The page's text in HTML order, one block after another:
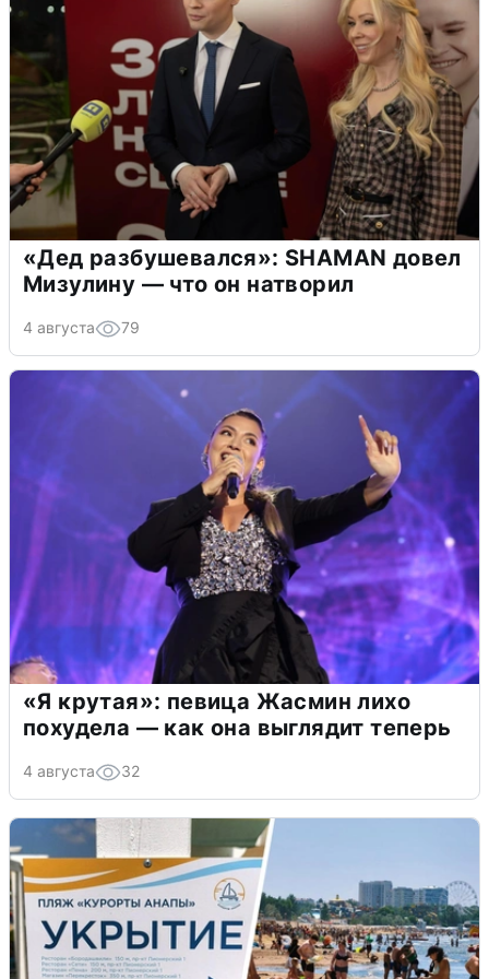
«Дед разбушевался»: SHAMAN довел
Мизулину — что он натворил
4 августа 79
«Я крутая»: певица Жасмин лихо
похудела — как она выглядит теперь
4 августа 32